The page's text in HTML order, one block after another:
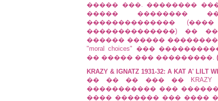
����� ���. ��������
����� ��������
��������������
��������������) ��
������ ������
"moral choices" ���
�� ����� ��� ���������.
KRAZY & IGNATZ 1931-32: A KAT A' LILT
�� �� �� ��� ��
����������� ��� ������
���� ������� ��� ����